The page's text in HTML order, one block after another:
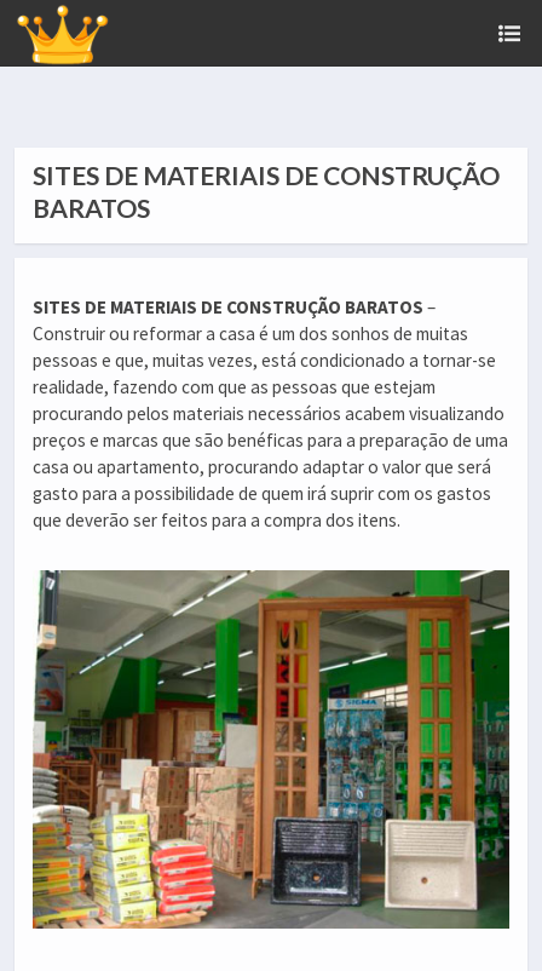
SITES DE MATERIAIS DE CONSTRUÇÃO
BARATOS
SITES DE MATERIAIS DE CONSTRUÇÃO BARATOS –
Construir ou reformar a casa é um dos sonhos de muitas
pessoas e que, muitas vezes, está condicionado a tornar-se
realidade, fazendo com que as pessoas que estejam
procurando pelos materiais necessários acabem visualizando
preços e marcas que são benéficas para a preparação de uma
casa ou apartamento, procurando adaptar o valor que será
gasto para a possibilidade de quem irá suprir com os gastos
que deverão ser feitos para a compra dos itens.